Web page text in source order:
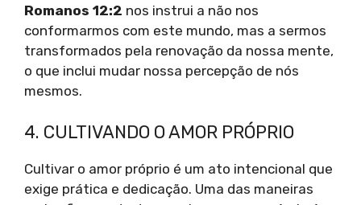
Romanos 12:2 nos instrui a não nos
conformarmos com este mundo, mas a sermos
transformados pela renovação da nossa mente,
o que inclui mudar nossa percepção de nós
mesmos.
4. CULTIVANDO O AMOR PRÓPRIO
Cultivar o amor próprio é um ato intencional que
exige prática e dedicação. Uma das maneiras